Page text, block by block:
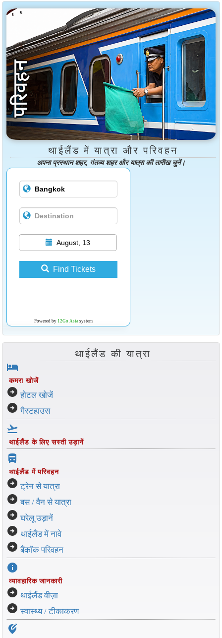
थाईलैंड में यात्रा और परिवहन
अपना प्रस्थान शहर, गंतव्य शहर और यात्रा की तारीख चुनें।
August, 13
Find Tickets
Powered by 12Go Asiasystem
थाईलैंड की यात्रा
hotel
कमरा खोजें
arrow_circle_right होटल खोजें
arrow_circle_right गैस्टहाउस
flight_takeoff
थाईलैंड के लिए सस्ती उड़ानें
directions_bus_filled
थाईलैंड में परिवहन
arrow_circle_right ट्रेन से यात्रा
arrow_circle_right बस / वैन से यात्रा
arrow_circle_right घरेलू उड़ानें
arrow_circle_right थाईलैंड में नावे
arrow_circle_right बैंकॉक परिवहन
info
व्यावहारिक जानकारी
arrow_circle_right थाईलैंड वीज़ा
arrow_circle_right स्वास्थ्य / टीकाकरण
edit_location_alt